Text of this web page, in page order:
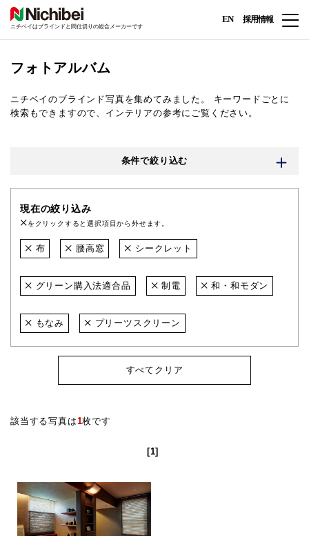
ニチベイはブラインドと間仕切りの総合メーカーです
EN 採用情報
フォトアルバム
ニチベイのブラインド写真を集めてみました。
キーワードごとに
検索もできますので、インテリアの参考にご覧ください。
条件で絞り込む
現在の絞り込み
をクリックすると選択項目から外せます。
布 腰高窓 シークレット
グリーン購入法適合品 制電 和・和モダン
もなみ プリーツスクリーン
すべてクリア
該当する写真は1枚です
[1]